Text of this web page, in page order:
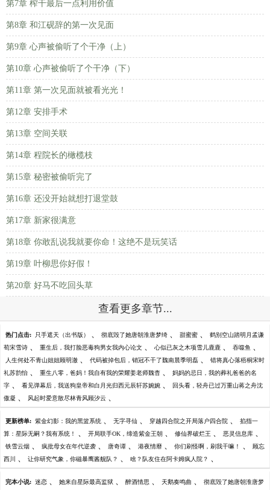
第7章 榨干最后一点利用价值
第8章 和江砚辞的第一次见面
第9章 心声被偷听了个干净（上）
第10章 心声被偷听了个干净（下）
第11章 第一次见面就被看光光！
第12章 安排手术
第13章 空间关联
第14章 程院长的橄榄枝
第15章 秘密被偷听完了
第16章 还没开始就想打退堂鼓
第17章 新家很满意
第18章 你敢乱说我就要你命！这绝不是玩笑话
第19章 叶柳思你好假！
第20章 好马不吃回头草
查看更多章节...
热门点击: 只手遮天（出书版） 、 彻底毁了她唐朝淮唐梦绮 、 甜蜜蜜 、 鹤别空山踏明月孟谦
荀宋雪诗 、 重生后，我打脸恶毒狗男女我内心论文 、 心似已灰之木项雪儿鹿鹿 、 吞噬鱼 、
人生何处不青山姐姐顾明澈 、 代码被掉包后，销冠不干了魏南晨季明磊 、 错将真心落梧桐宋时
礼苏韵怡 、 重生八零，爸妈！我自有我的荣耀姜老师魏杳 、 妈妈的忌日，我的葬礼爸爸的名
字 、 看见弹幕后，我送狗皇帝和白月光归西元辰轩苏婉婉 、 回头看，轻舟已过万重山蒋之舟沈
傲凝 、 风起时爱意散尽林青风顾汐云 、
更新榜单: 紫金幻影：我的黑篮系统 、 无字寻仙 、 穿越四合院之开局落户四合院 、 掐指一
算：星际无嗣？我有系统！ 、 开局联手OK，缔造紫金王朝 、 修仙界破烂王 、 恶灵信息库 、
铁雪云烟 、 疯批母女在年代逆袭 、 唐奇谭 、 港夜情靡 、 你们刷怪啊，刷我干嘛！ 、 顾忘
西川 、 让你研究气象，你磁暴鹰酱舰队？ 、 啥？队友住在阿卡姆疯人院？ 、
完本小说: 迷恋 、 她来自星际最高监狱 、 醉酒情思 、 天鹅奏鸣曲 、 彻底毁了她唐朝淮唐梦